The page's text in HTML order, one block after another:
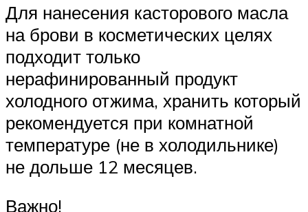
Для нанесения касторового масла
на брови в косметических целях
подходит только
нерафинированный продукт
холодного отжима, хранить который
рекомендуется при комнатной
температуре (не в холодильнике)
не дольше 12 месяцев.
Важно!